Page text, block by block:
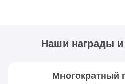
Наши награды
Многократный